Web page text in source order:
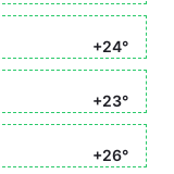
+24°
+23°
+26°